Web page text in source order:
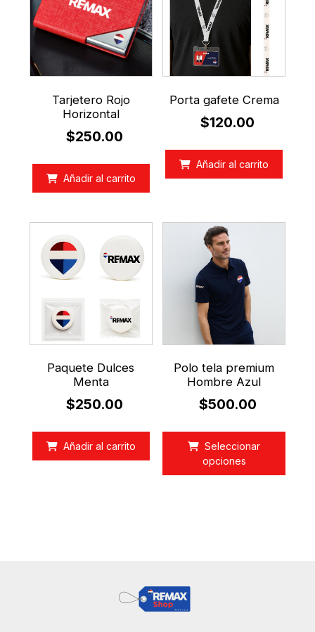
Tarjetero Rojo
Horizontal
$250.00
Añadir al carrito
Porta gafete Crema
$120.00
Añadir al carrito
Paquete Dulces
Menta
$250.00
Añadir al carrito
Polo tela premium
Hombre Azul
$500.00
Seleccionar
opciones